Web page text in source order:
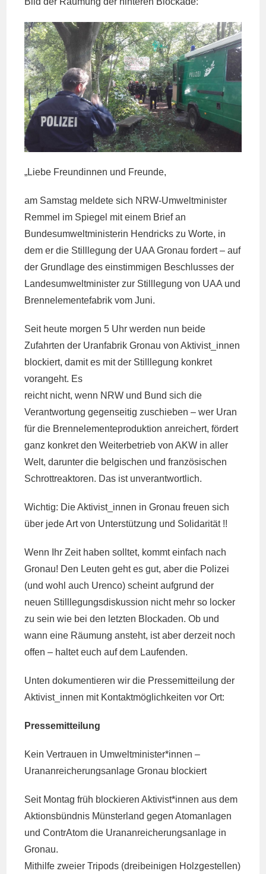
„Liebe Freundinnen und Freunde,
am Samstag meldete sich NRW-Umweltminister
Remmel im Spiegel mit einem Brief an
Bundesumweltministerin Hendricks zu Worte, in
dem er die Stilllegung der UAA Gronau fordert – auf
der Grundlage des einstimmigen Beschlusses der
Landesumweltminister zur Stilllegung von UAA und
Brennelementefabrik vom Juni.
Seit heute morgen 5 Uhr werden nun beide
Zufahrten der Uranfabrik Gronau von Aktivist_innen
blockiert, damit es mit der Stilllegung konkret
vorangeht. Es
reicht nicht, wenn NRW und Bund sich die
Verantwortung gegenseitig zuschieben – wer Uran
für die Brennelementeproduktion anreichert, fördert
ganz konkret den Weiterbetrieb von AKW in aller
Welt, darunter die belgischen und französischen
Schrottreaktoren. Das ist unverantwortlich.
Wichtig: Die Aktivist_innen in Gronau freuen sich
über jede Art von Unterstützung und Solidarität !!
Wenn Ihr Zeit haben solltet, kommt einfach nach
Gronau! Den Leuten geht es gut, aber die Polizei
(und wohl auch Urenco) scheint aufgrund der
neuen Stilllegungsdiskussion nicht mehr so locker
zu sein wie bei den letzten Blockaden. Ob und
wann eine Räumung ansteht, ist aber derzeit noch
offen – haltet euch auf dem Laufenden.
Unten dokumentieren wir die Pressemitteilung der
Aktivist_innen mit Kontaktmöglichkeiten vor Ort:
Pressemitteilung
Kein Vertrauen in Umweltminister*innen –
Urananreicherungsanlage Gronau blockiert
Seit Montag früh blockieren Aktivist*innen aus dem
Aktionsbündnis Münsterland gegen Atomanlagen
und ContrAtom die Urananreicherungsanlage in
Gronau.
Mithilfe zweier Tripods (dreibeinigen Holzgestellen)